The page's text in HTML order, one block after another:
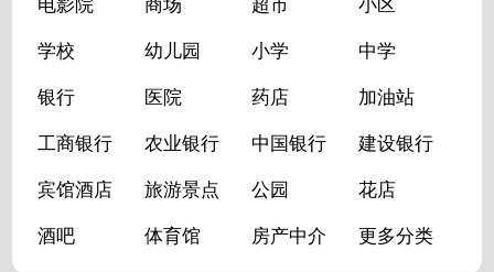
电影院 商场 超市 小区
学校 幼儿园 小学 中学
银行 医院 药店 加油站
工商银行 农业银行 中国银行 建设银行
宾馆酒店 旅游景点 公园 花店
酒吧 体育馆 房产中介 更多分类